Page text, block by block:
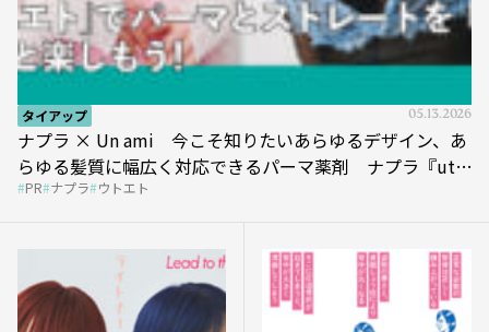
タイアップ 05.13.2026
ナプラ × Un ami 今こそ知りたいあらゆるデザイン、あ
らゆる髪質に幅広く対応できるパーマ薬剤 ナプラ『ut-
et』
PR ナプラ ウトエト